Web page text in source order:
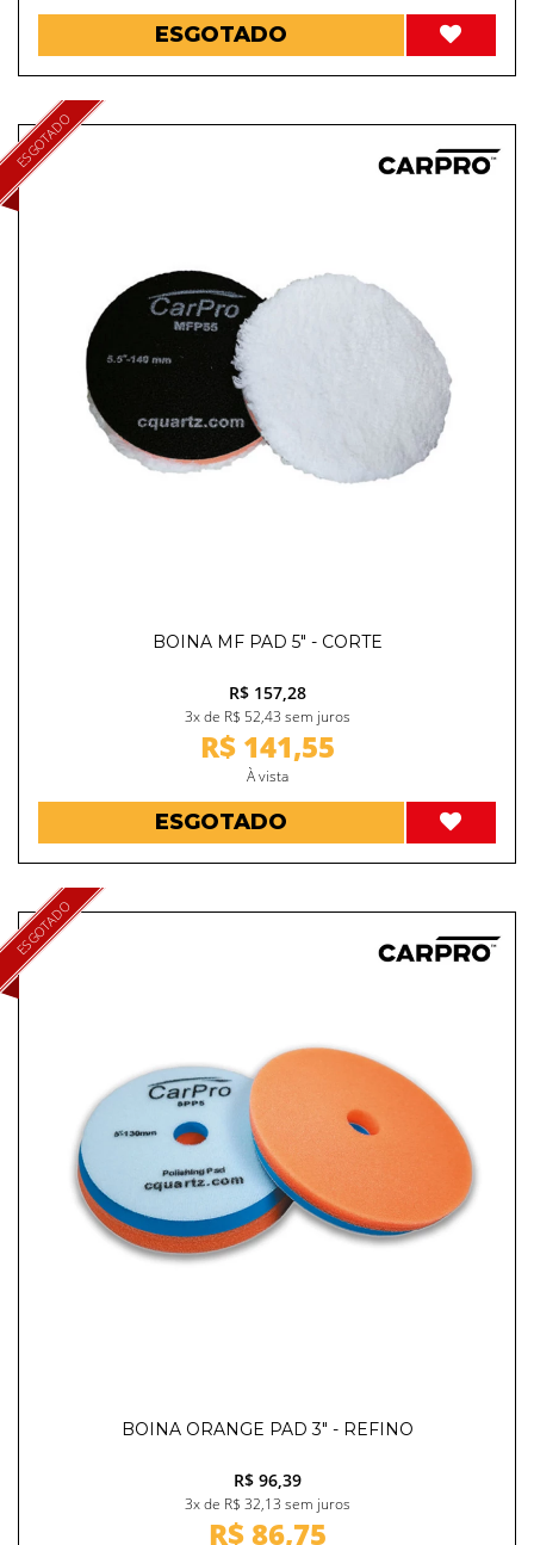
ESGOTADO
ESGOTADO
BOINA MF PAD 5" - CORTE
R$ 157,28
3x de R$ 52,43 sem juros
R$ 141,55
À vista
ESGOTADO
ESGOTADO
BOINA ORANGE PAD 3" - REFINO
R$ 96,39
3x de R$ 32,13 sem juros
R$ 86,75